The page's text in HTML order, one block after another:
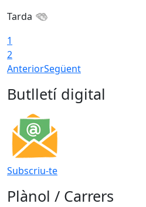
Tarda
1
2
AnteriorSegüent
Butlletí digital
Subscriu-te
Plànol / Carrers